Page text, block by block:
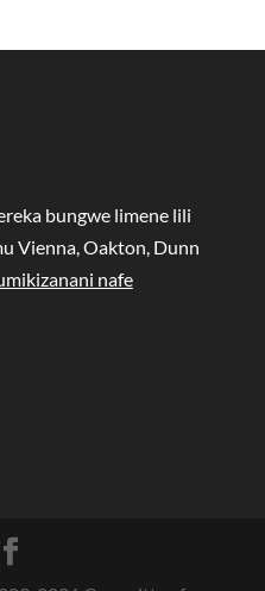
bungwe limene lili
Vienna, Oakton, Dunn
nafe